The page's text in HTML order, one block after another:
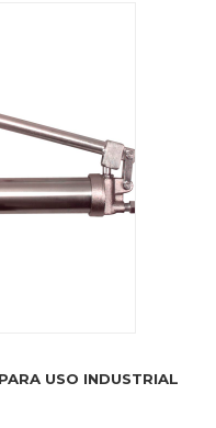
USO INDUSTRIAL